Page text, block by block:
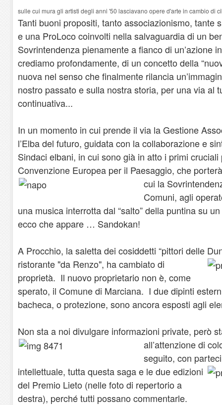
sulle cui mura gli artisti degli anni '50 lasciavano opere d'arte in cambio di
Tanti buoni propositi, tanto associazionismo, tante
e una ProLoco coinvolti nella salvaguardia di un
Sovrintendenza pienamente a fianco di un’azione
crediamo profondamente, di un concetto della
nuova nel senso che finalmente rilancia
nostro passato e sulla nostra storia, per una via al
continuativa...
In un momento in cui prende il via la Gestione
l’Elba del futuro, guidata con la collaborazione e
Sindaci elbani, in cui sono già in atto i primi cruciali
Convenzione Europea per il Paesaggio, che
cui la
Comuni, agli
una musica interrotta dal “salto” della puntina su
ecco che appare … Sandokan!
A Procchio, la saletta dei cosiddetti “pittori delle
ristorante "da Renzo", ha cambiato di
proprietà. Il nuovo proprietario non è, come
sperato, il Comune di Marciana. I due dipinti
bacheca, o protezione, sono ancora esposti agli
Non sta a noi divulgare informazioni private, però
all’attenzione di
seguito, con
intellettuale, tutta questa saga e ledue edizioni
del Premio Lieto (nelle foto di repertorio a
destra), perché tutti possano commentarle.